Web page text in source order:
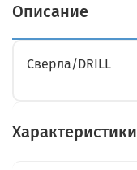
Описание
Сверла/DRILL
Характеристики